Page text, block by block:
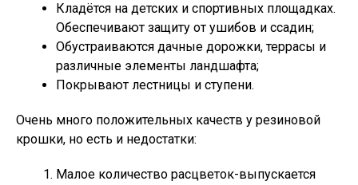
Кладётся на детских и спортивных площадках.
Обеспечивают защиту от ушибов и ссадин;
Обустраиваются дачные дорожки, террасы и
различные элементы ландшафта;
Покрывают лестницы и ступени.
Очень много положительных качеств у резиновой
крошки, но есть и недостатки:
Малое количество расцветок-выпускается